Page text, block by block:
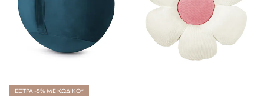
ΕΞΤΡΑ -5% ΜΕ ΚΩΔΙΚΟ*